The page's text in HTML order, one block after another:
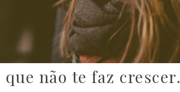
não te faz crescer.